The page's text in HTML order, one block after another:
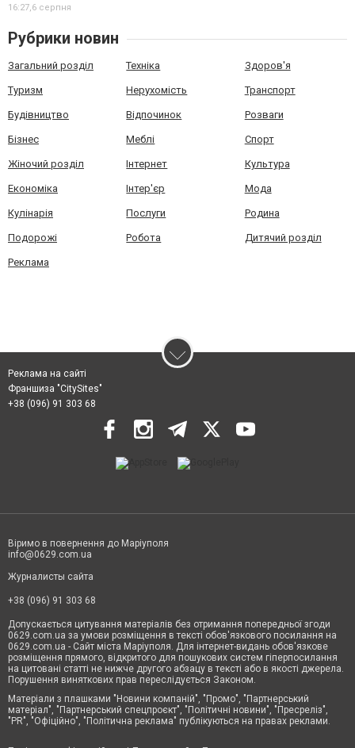
16:27,6 серпня
Рубрики новин
Загальний розділ Техніка Здоров'я
Туризм Нерухомість Транспорт
Будівництво Відпочинок Розваги
Бізнес Меблі Спорт
Жіночий розділ Інтернет Культура
Економіка Інтер'єр Мода
Кулінарія Послуги Родина
Подорожі Робота Дитячий розділ
Реклама
Реклама на сайті
Франшиза "CitySites"
+38 (096) 91 303 68
Віримо в повернення до Маріуполя
info@0629.com.ua
Журналисты сайта
+38 (096) 91 303 68
Допускається цитування матеріалів без отримання попередньої згоди
0629.com.ua за умови розміщення в тексті обов'язкового посилання на
0629.com.ua - Сайт міста Маріуполя. Для інтернет-видань обов'язкове
розміщення прямого, відкритого для пошукових систем гіперпосилання
на цитовані статті не нижче другого абзацу в тексті або в якості джерела.
Порушення виняткових прав переслідується Законом.
Матеріали з плашками "Новини компаній", "Промо", "Партнерський
матеріал", "Партнерський спецпроєкт", "Політичні новини", "Пресреліз",
"PR", "Офіційно", "Політична реклама" публікуються на правах реклами.